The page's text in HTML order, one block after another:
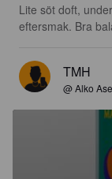
Lite söt doft,
eftersmak. Bra
TMH
@ Alko